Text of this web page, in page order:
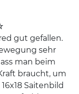
gut gefallen.
sehr
man beim
braucht, um
Saitenbild